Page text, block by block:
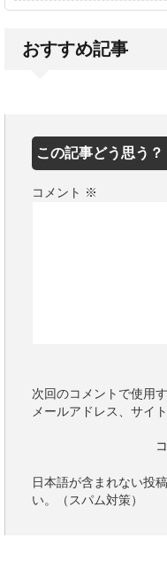
おすすめ記事
この記事どう思う？
コメント ※
次回のコメントで使用
メールアドレス、サイ
日本語が含まれない投
い。（スパム対策）